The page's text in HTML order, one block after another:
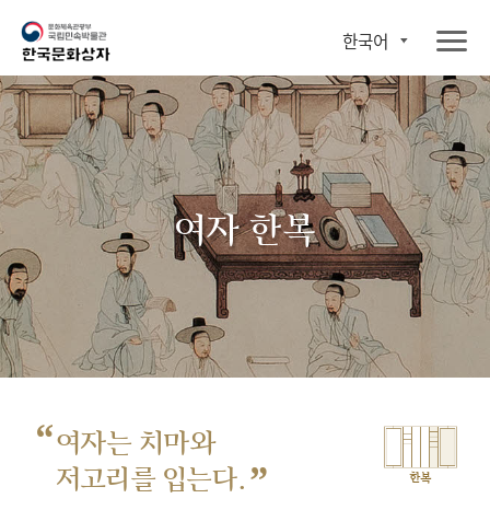
한국어
여자 한복
“여자는 치마와
저고리를 입는다. ” 한복